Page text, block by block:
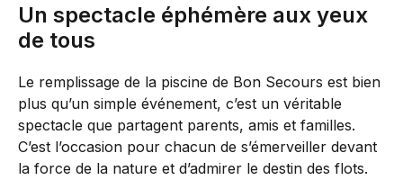
Un spectacle éphémère aux yeux
de tous
Le remplissage de la piscine de Bon Secours est bien
plus qu’un simple événement, c’est un véritable
spectacle que partagent parents, amis et familles.
C’est l’occasion pour chacun de s’émerveiller devant
la force de la nature et d’admirer le destin des flots.